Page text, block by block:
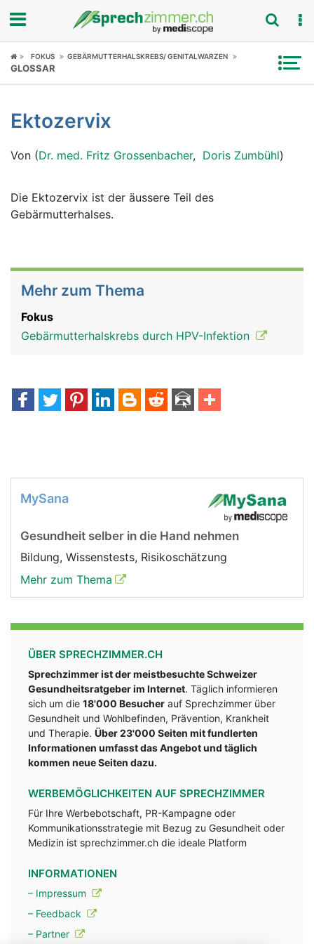
Fokus
Symptome
Untersuchungen
News
FOKUS GEBÄRMUTTERHALSKREBS/ GENITALWARZEN
GLOSSAR
Ektozervix
Von (Dr. med. Fritz Grossenbacher, Doris Zumbühl)
Die Ektozervix ist der äussere Teil des
Gebärmutterhalses.
Mehr zum Thema
Fokus
Gebärmutterhalskrebs durch HPV-Infektion
MySana
Gesundheit selber in die Hand nehmen
Bildung, Wissenstests, Risikoschätzung
Mehr zum Thema
ÜBER SPRECHZIMMER.CH
Sprechzimmer ist der meistbesuchte Schweizer
Gesundheitsratgeber im Internet. Täglich informieren
sich um die 18'000 Besucher auf Sprechzimmer über
Gesundheit und Wohlbefinden, Prävention, Krankheit
und Therapie. Über 23'000 Seiten mit fundlerten
Informationen umfasst das Angebot und täglich
kommen neue Seiten dazu.
WERBEMÖGLICHKEITEN AUF SPRECHZIMMER
Für Ihre Werbebotschaft, PR-Kampagne oder
Kommunikationsstrategie mit Bezug zu Gesundheit oder
Medizin ist sprechzimmer.ch die ideale Platform
INFORMATIONEN
– Impressum
– Feedback
– Partner